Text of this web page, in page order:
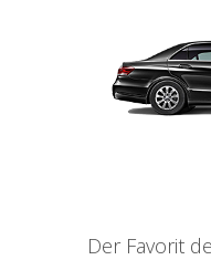
Der Favorit